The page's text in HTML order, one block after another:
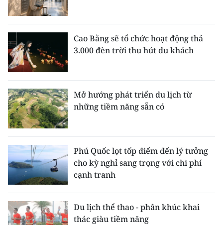
Cao Bằng sẽ tổ chức hoạt động thả
3.000 đèn trời thu hút du khách
Mở hướng phát triển du lịch từ
những tiềm năng sẵn có
Phú Quốc lọt tốp điểm đến lý tưởng
cho kỳ nghỉ sang trọng với chi phí
cạnh tranh
Du lịch thể thao - phân khúc khai
thác giàu tiềm năng